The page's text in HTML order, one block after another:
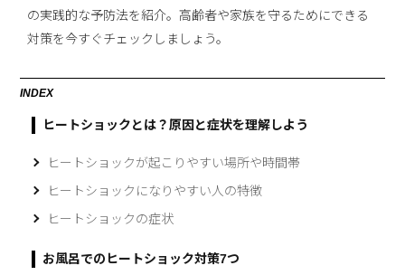
の実践的な予防法を紹介。高齢者や家族を守るためにできる
対策を今すぐチェックしましょう。
INDEX
ヒートショックとは？原因と症状を理解しよう
ヒートショックが起こりやすい場所や時間帯
ヒートショックになりやすい人の特徴
ヒートショックの症状
お風呂でのヒートショック対策7つ